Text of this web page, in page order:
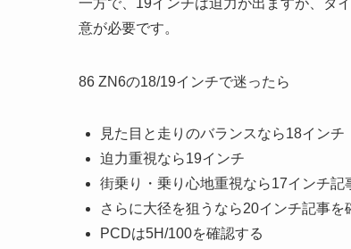
意が必要です。
86 ZN6の18/19インチで迷ったら
見た目と走りのバランスなら18インチ
迫力重視なら19インチ
街乗り・乗り心地重視なら17インチ記
さらに大径を狙うなら20インチ記事を
PCDは5H/100を確認する